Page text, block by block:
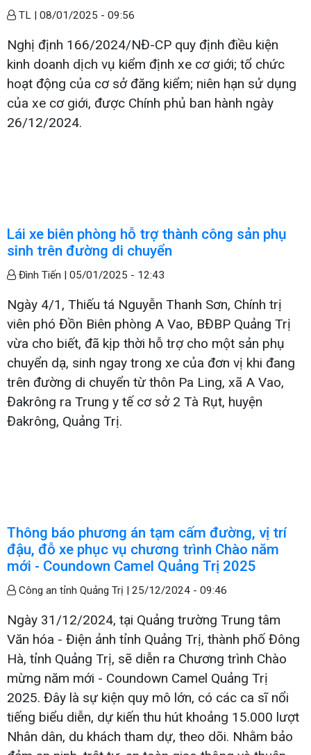
TL | 08/01/2025 - 09:56
Nghị định 166/2024/NĐ-CP quy định điều kiện
kinh doanh dịch vụ kiểm định xe cơ giới; tổ chức
hoạt động của cơ sở đăng kiểm; niên hạn sử dụng
của xe cơ giới, được Chính phủ ban hành ngày
26/12/2024.
Lái xe biên phòng hỗ trợ thành công sản phụ
sinh trên đường di chuyển
Đình Tiến | 05/01/2025 - 12:43
Ngày 4/1, Thiếu tá Nguyễn Thanh Sơn, Chính trị
viên phó Đồn Biên phòng A Vao, BĐBP Quảng Trị
vừa cho biết, đã kịp thời hỗ trợ cho một sản phụ
chuyển dạ, sinh ngay trong xe của đơn vị khi đang
trên đường di chuyển từ thôn Pa Ling, xã A Vao,
Đakrông ra Trung y tế cơ sở 2 Tà Rụt, huyện
Đakrông, Quảng Trị.
Thông báo phương án tạm cấm đường, vị trí
đậu, đỗ xe phục vụ chương trình Chào năm
mới - Coundown Camel Quảng Trị 2025
Công an tỉnh Quảng Trị | 25/12/2024 - 09:46
Ngày 31/12/2024, tại Quảng trường Trung tâm
Văn hóa - Điện ảnh tỉnh Quảng Trị, thành phố Đông
Hà, tỉnh Quảng Trị, sẽ diễn ra Chương trình Chào
mừng năm mới - Coundown Camel Quảng Trị
2025. Đây là sự kiện quy mô lớn, có các ca sĩ nổi
tiếng biểu diễn, dự kiến thu hút khoảng 15.000 lượt
Nhân dân, du khách tham dự, theo dõi. Nhằm bảo